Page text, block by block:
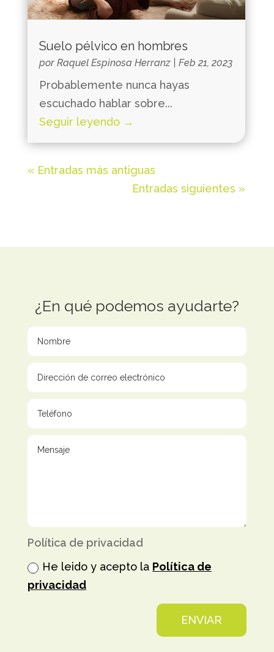
Suelo pélvico en hombres
por Raquel Espinosa Herranz| Feb 21, 2023
Probablemente nunca hayas
escuchado hablar sobre...
Seguir leyendo →
« Entradas más antiguas
Entradas siguientes »
¿En qué podemos ayudarte?
Política de privacidad
He leido y acepto la Política de
privacidad
ENVIAR